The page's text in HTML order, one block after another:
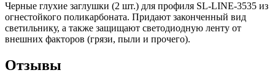
Черные глухие заглушки (2 шт.) для профиля SL-LINE-3535 из
огнестойкого поликарбоната. Придают законченный вид
светильнику, а также защищают светодиодную ленту от
внешних факторов (грязи, пыли и прочего).
Отзывы